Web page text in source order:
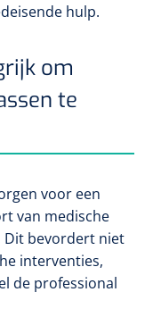
hulp.
om
te
voor een
van medische
Dit bevordert niet
interventies,
de professional